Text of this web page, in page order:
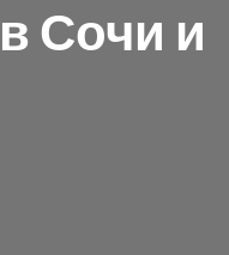
Сочи и